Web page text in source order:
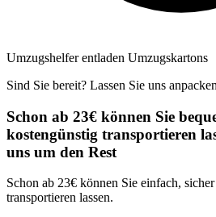
Umzugshelfer entladen Umzugskartons
Sind Sie bereit? Lassen Sie uns
Schon ab 23€ können Sie
kostengünstig transportieren
uns um den Rest
Schon ab 23€ können Sie einfach,
transportieren lassen.